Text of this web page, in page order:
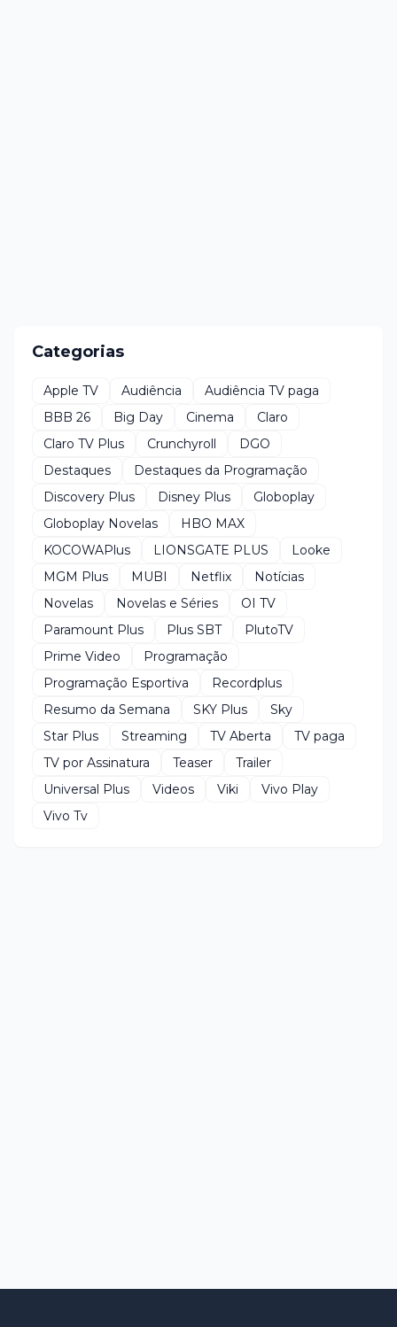
Categorias
Apple TV Audiência
Audiência TV paga
BBB 26
Big Day Cinema
Claro
Claro TV Plus
Crunchyroll
DGO
Destaques
Destaques da Programação
Discovery Plus
Disney Plus
Globoplay
Globoplay Novelas
HBO MAX
KOCOWAPlus
LIONSGATE PLUS
Looke
MGM Plus
MUBI Netflix
Notícias
Novelas
Novelas e Séries
OI TV
Paramount Plus
Plus SBT
PlutoTV
Prime Video
Programação
Programação Esportiva
Recordplus
Resumo da Semana
SKY Plus
Sky
Star Plus
Streaming TV Aberta
TV paga
TV por Assinatura
Teaser
Trailer
Universal Plus
Videos Viki
Vivo Play
Vivo Tv